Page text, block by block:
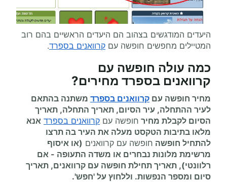
היעדים המודגשים בצהוב הם היעדים הראשיים בהם רוב
המטיילים מחפשים חופשה עם קרוואנים בספרד.
כמה עולה חופשה עם
קרוואנים בספרד מחירים?
מחיר חופשה עם קרוואנים בספרד משתנה בהתאם
לעיר ההתחלה, עיר הסיום, תאריך התחלה, תאריך
הסיום לקבלת מחיר חופשה עם קרוואנים בספרד אנא
מלאו בתיבות הטקסט מעלה את העיר בה תרצו
להתחיל חופשה חופשה עם קרוואנים (או איסוף
מרשימת מלונות נבחרים או משדה התעופה - אם
רלוונטי), תאריך תחילת חופשה עם קרוואנים, תאריך
סיום ומספר הנפשות. וללחוץ על 'חפש'.